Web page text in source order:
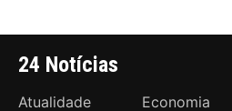
24 Notícias
Atualidade Economia